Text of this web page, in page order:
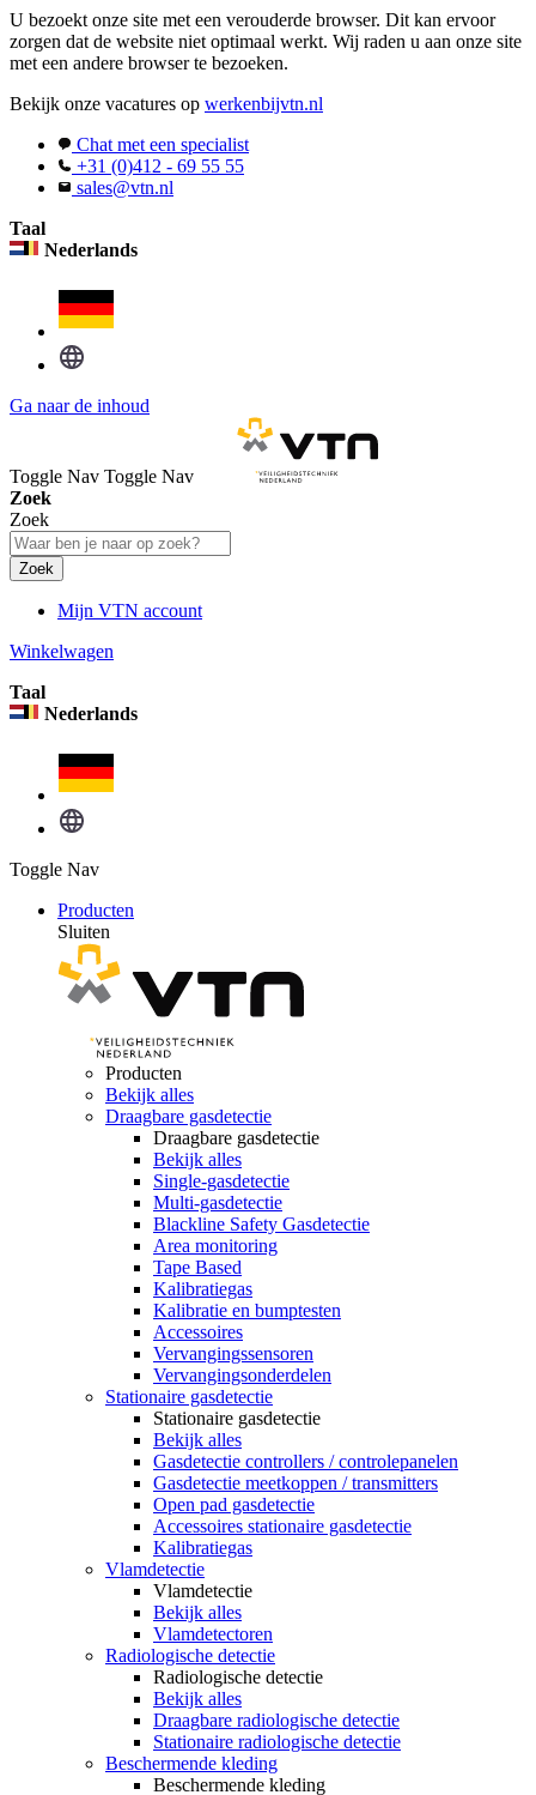
U bezoekt onze site met een verouderde browser. Dit kan ervoor
zorgen dat de website niet optimaal werkt. Wij raden u aan onze site
met een andere browser te bezoeken.
Bekijk onze vacatures op werkenbijvtn.nl
Chat met een specialist
+31 (0)412 - 69 55 55
sales@vtn.nl
Taal
Nederlands
Ga naar de inhoud
Toggle Nav Toggle Nav
Zoek
Zoek
Zoek
Mijn VTN account
Winkelwagen
Taal
Nederlands
Toggle Nav
Producten
Sluiten
Producten
Bekijk alles
Draagbare gasdetectie
Draagbare gasdetectie
Bekijk alles
Single-gasdetectie
Multi-gasdetectie
Blackline Safety Gasdetectie
Area monitoring
Tape Based
Kalibratiegas
Kalibratie en bumptesten
Accessoires
Vervangingssensoren
Vervangingsonderdelen
Stationaire gasdetectie
Stationaire gasdetectie
Bekijk alles
Gasdetectie controllers / controlepanelen
Gasdetectie meetkoppen / transmitters
Open pad gasdetectie
Accessoires stationaire gasdetectie
Kalibratiegas
Vlamdetectie
Vlamdetectie
Bekijk alles
Vlamdetectoren
Radiologische detectie
Radiologische detectie
Bekijk alles
Draagbare radiologische detectie
Stationaire radiologische detectie
Beschermende kleding
Beschermende kleding